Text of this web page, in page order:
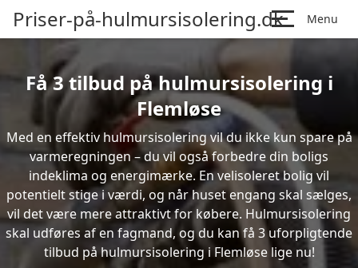
Priser-på-hulmursisolering.dk Menu
Få 3 tilbud på hulmursisolering i
Flemløse
Med en effektiv hulmursisolering vil du ikke kun spare på
varmeregningen – du vil også forbedre din boligs
indeklima og energimærke. En velisoleret bolig vil
potentielt stige i værdi, og når huset engang skal sælges,
vil det være mere attraktivt for købere. Hulmursisolering
skal udføres af en fagmand, og du kan få 3 uforpligtende
tilbud på hulmursisolering i Flemløse lige nu!